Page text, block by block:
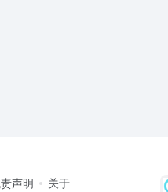
声明
关于